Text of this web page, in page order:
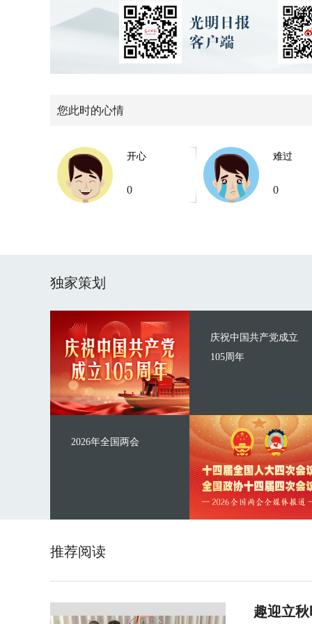
您此时的心情
开心
0
难过
0
独家策划
庆祝中国共产党成立
105周年
2026年全国两会
推荐阅读
趣迎立